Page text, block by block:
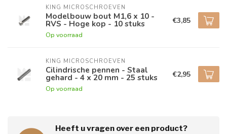
KING MICROSCHROEVEN
Modelbouw bout M1,6 x 10 -
RVS - Hoge kop - 10 stuks
Op voorraad
€3,85
KING MICROSCHROEVEN
Cilindrische pennen - Staal
gehard - 4 x 20 mm - 25 stuks
Op voorraad
€2,95
Heeft u vragen over een product?